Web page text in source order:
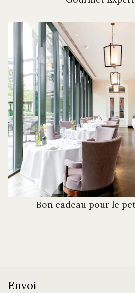
Bon cadeau pour le
Envoi